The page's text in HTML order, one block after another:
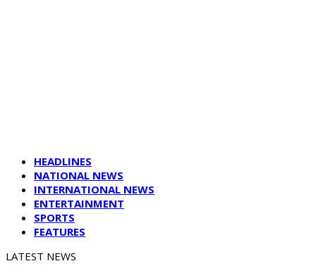
HEADLINES
NATIONAL NEWS
INTERNATIONAL NEWS
ENTERTAINMENT
SPORTS
FEATURES
LATEST NEWS